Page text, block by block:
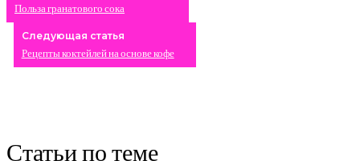
Польза гранатового сока
Следующая статья
Рецепты коктейлей на основе кофе
Статьи по теме